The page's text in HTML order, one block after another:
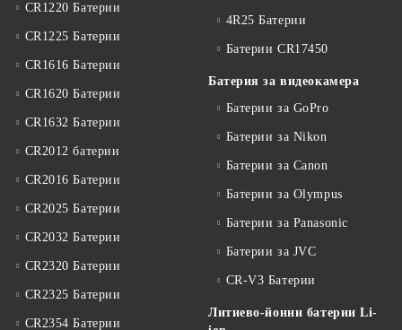
CR1220 Батерии
CR1225 Батерии
CR1616 Батерии
CR1620 Батерии
CR1632 Батерии
CR2012 батерии
CR2016 Батерии
CR2025 Батерии
CR2032 Батерии
CR2320 Батерии
CR2325 Батерии
CR2354 Батерии
4R25 Батерии
Батерии CR17450
Батерия за видеокамера
Батерии за GoPro
Батерии за Nikon
Батерии за Canon
Батерии за Olympus
Батерии за Panasonic
Батерии за JVC
CR-V3 Батерии
Литиево-йонни батерии Li-